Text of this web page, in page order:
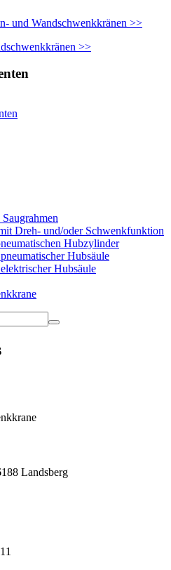
und Wandschwenkkränen >>
>>
Dreh- und/oder Schwenkfunktion
Hubzylinder
Hubsäule
Hubsäule
Landsberg